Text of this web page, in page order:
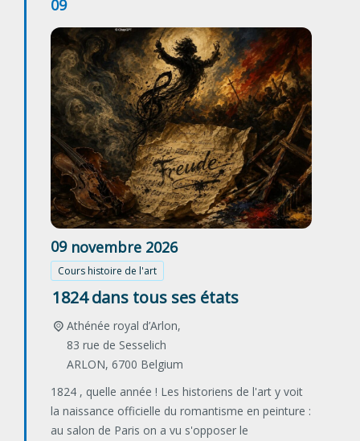
09
09 novembre 2026
Cours histoire de l'art
1824 dans tous ses états
Athénée royal d’Arlon,
83 rue de Sesselich
ARLON, 6700 Belgium
1824 , quelle année ! Les historiens de l'art y voit
la naissance officielle du romantisme en peinture :
au salon de Paris on a vu s'opposer le